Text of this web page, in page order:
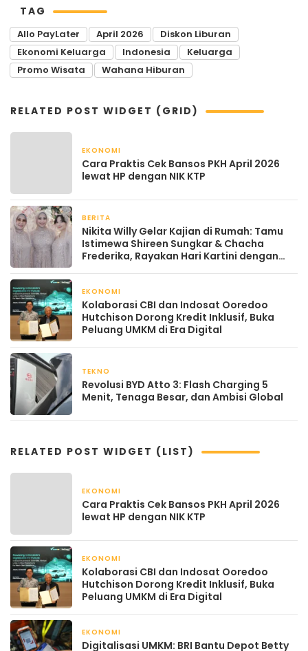
TAG
Allo PayLater April 2026
Diskon Liburan
Ekonomi Keluarga
Indonesia
Keluarga
Promo Wisata
Wahana Hiburan
RELATED POST WIDGET (GRID)
EKONOMI
Cara Praktis Cek Bansos PKH April 2026
lewat HP dengan NIK KTP
BERITA
Nikita Willy Gelar Kajian di Rumah: Tamu
Istimewa Shireen Sungkar & Chacha
Frederika, Rayakan Hari Kartini dengan
EKONOMI
Kolaborasi CBI dan Indosat Ooredoo
Hutchison Dorong Kredit Inklusif, Buka
Peluang UMKM di Era Digital
TEKNO
Revolusi BYD Atto 3: Flash Charging 5
Menit, Tenaga Besar, dan Ambisi Global
RELATED POST WIDGET (LIST)
EKONOMI
Cara Praktis Cek Bansos PKH April 2026
lewat HP dengan NIK KTP
EKONOMI
Kolaborasi CBI dan Indosat Ooredoo
Hutchison Dorong Kredit Inklusif, Buka
Peluang UMKM di Era Digital
EKONOMI
Digitalisasi UMKM: BRI Bantu Depot Betty